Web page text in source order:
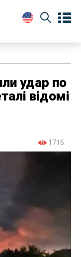
удар по
відомі
1716